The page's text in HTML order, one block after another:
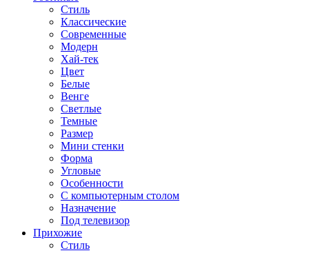
Стиль
Классические
Современные
Модерн
Хай-тек
Цвет
Белые
Венге
Светлые
Темные
Размер
Мини стенки
Форма
Угловые
Особенности
С компьютерным столом
Назначение
Под телевизор
Прихожие
Стиль